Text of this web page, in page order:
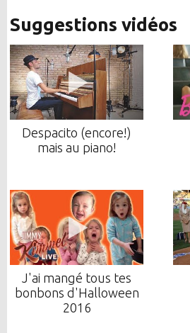
Suggestions vidéos
Despacito (encore!)
mais au piano!
J'ai mangé tous tes
bonbons d'Halloween
2016